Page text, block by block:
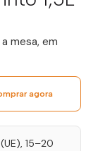
mesa, em
agora
15–20